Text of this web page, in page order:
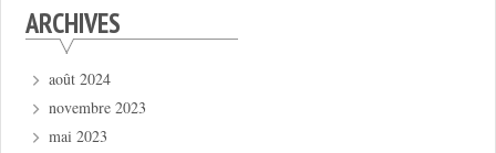
ARCHIVES
août 2024
novembre 2023
mai 2023